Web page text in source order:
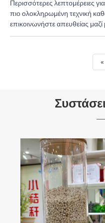
Περισσότερες λεπτομέρειες
πιο ολοκληρωμένη τεχνική
επικοινωνήστε απευθείας
«